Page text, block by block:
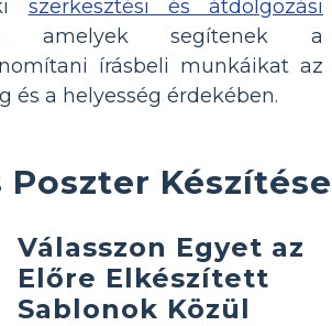
szerkesztési és átdolgozási
amelyek segítenek a
írásbeli munkáikat az
és a helyesség érdekében.
Poszter Készítése
Válasszon Egyet az
Előre Elkészített
Sablonok Közül